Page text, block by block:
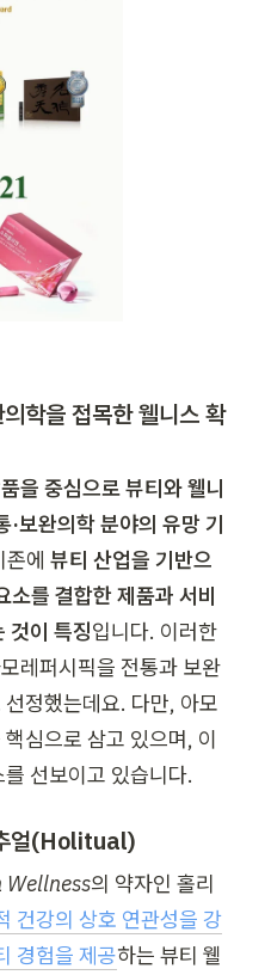
학을 접목한 웰니스 확
을 중심으로 뷰티와 웰니
보완의학 분야의 유망 기
존에 뷰티 산업을 기반으
소를 결합한 제품과 서비
것이 특징입니다. 이러한
레퍼시픽을 전통과 보완
선정했는데요. 다만, 아모
심으로 삼고 있으며, 이
선보이고 있습니다.
얼(Holitual)
의 약자인 홀리
건강의 상호 연관성을 강
경험을 제공하는 뷰티 웰